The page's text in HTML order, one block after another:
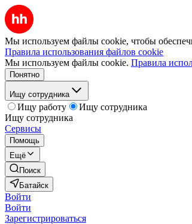
Мы используем файлы cookie, чтобы
Правила использования файлов cookie
Мы используем файлы cookie. Правила
Понятно
Ищу сотрудника
Ищу работу
Ищу сотрудника
Ищу сотрудника
Сервисы
Помощь
Ещё
Поиск
Батайск
Войти
Войти
Зарегистрироваться